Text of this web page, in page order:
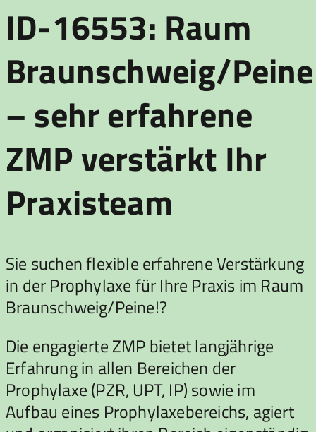
ID-16553: Raum
Braunschweig/Peine
– sehr erfahrene
ZMP verstärkt Ihr
Praxisteam
Sie suchen flexible erfahrene Verstärkung
in der Prophylaxe für Ihre Praxis im Raum
Braunschweig/Peine!?
Die engagierte ZMP bietet langjährige
Erfahrung in allen Bereichen der
Prophylaxe (PZR, UPT, IP) sowie im
Aufbau eines Prophylaxebereichs, agiert